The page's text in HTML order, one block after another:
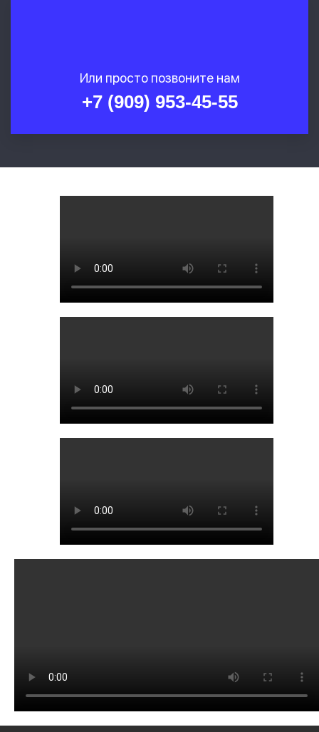
Или просто позвоните нам
+7 (909) 953-45-55